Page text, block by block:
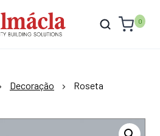
0
Decoração
Roseta